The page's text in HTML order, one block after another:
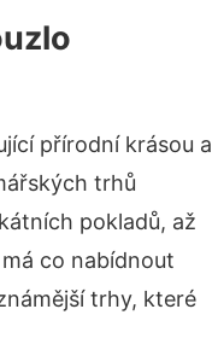
přírodní krásou a
trhů
pokladů, až
co nabídnout
trhy, které